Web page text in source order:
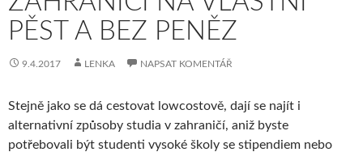
PĚST A BEZ PENĚZ
9.4.2017 LENKA NAPSAT KOMENTÁŘ
Stejně jako se dá cestovat lowcostově, dají se najít i
alternativní způsoby studia v zahraničí, aniž byste
potřebovali být studenti vysoké školy se stipendiem nebo